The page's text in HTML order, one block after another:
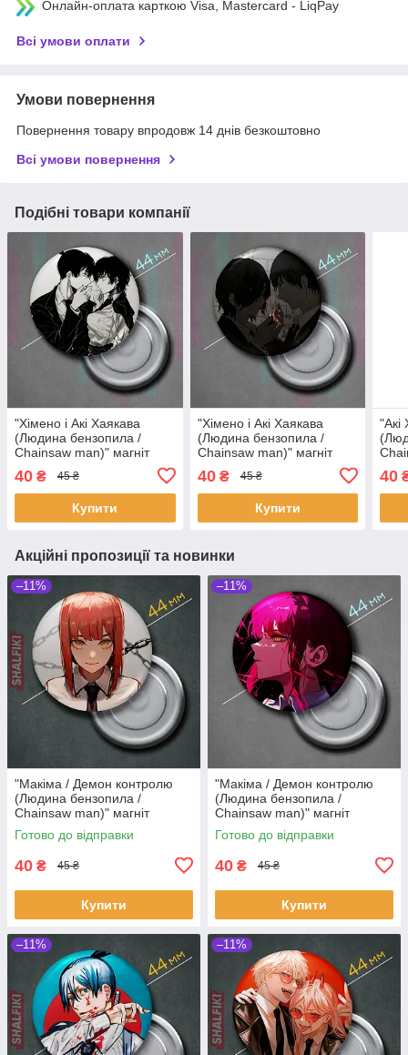
Онлайн-оплата карткою Visa, Mastercard - LiqPay
Всі умови оплати
Умови повернення
Повернення товару впродовж 14 днів безкоштовно
Всі умови повернення
Подібні товари компанії
"Хімено і Акі Хаякава
(Людина бензопила /
Chainsaw man)" магніт
40 ₴ 45 ₴
Купити
"Хімено і Акі Хаякава
(Людина бензопила /
Chainsaw man)" магніт
40₴ 45 ₴
Купити
"Акі
40
Акційні пропозиції та новинки
–11%
"Макіма / Демон контролю
(Людина бензопила /
Chainsaw man)" магніт
круглий Ø44 мм
Готово до відправки
40 ₴ 45 ₴
Купити
–11%
"Макіма / Демон контролю
(Людина бензопила /
Chainsaw man)" магніт
круглий Ø44 мм
Готово до відправки
40 ₴ 45 ₴
Купити
–11% –11%